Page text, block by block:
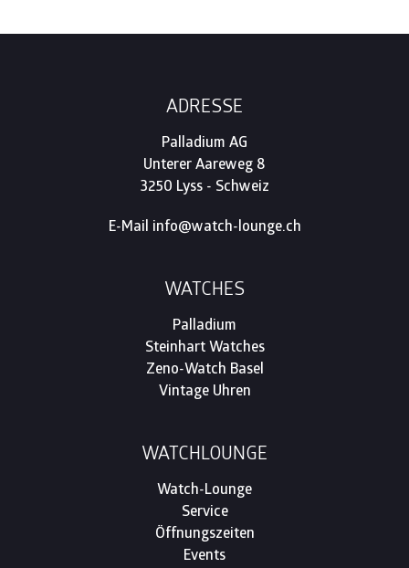
ADRESSE
Palladium AG
Unterer Aareweg 8
3250 Lyss - Schweiz
E-Mail info@watch-lounge.ch
WATCHES
Palladium
Steinhart Watches
Zeno-Watch Basel
Vintage Uhren
WATCHLOUNGE
Watch-Lounge
Service
Öffnungszeiten
Events